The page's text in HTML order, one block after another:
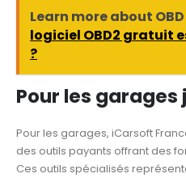
Learn more about
logiciel OBD2 gratuit
?
Pour les
Pour les garages, iCarsoft
des outils payants offrant des
Ces outils spécialisés